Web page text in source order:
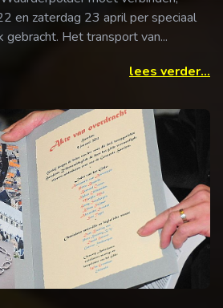
en zaterdag 23 april per speciaal
gebracht. Het transport van...
lees verder...